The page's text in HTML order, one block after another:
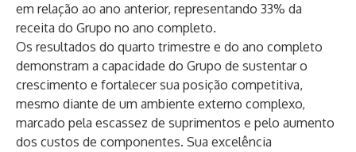
em relação ao ano anterior, representando 33% da
receita do Grupo no ano completo.
Os resultados do quarto trimestre e do ano completo
demonstram a capacidade do Grupo de sustentar o
crescimento e fortalecer sua posição competitiva,
mesmo diante de um ambiente externo complexo,
marcado pela escassez de suprimentos e pelo aumento
dos custos de componentes. Sua excelência